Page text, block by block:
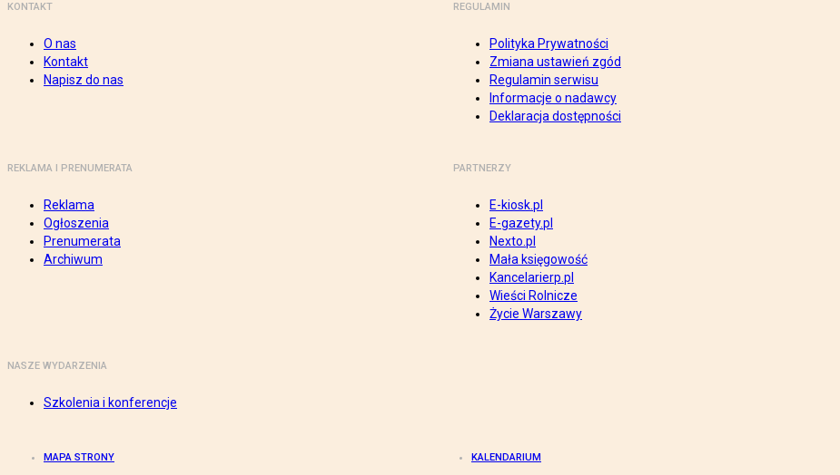
KONTAKT
O nas
Kontakt
Napisz do nas
REGULAMIN
Polityka Prywatności
Zmiana ustawień zgód
Regulamin serwisu
Informacje o nadawcy
Deklaracja dostępności
REKLAMA I PRENUMERATA
Reklama
Ogłoszenia
Prenumerata
Archiwum
PARTNERZY
E-kiosk.pl
E-gazety.pl
Nexto.pl
Mała księgowość
Kancelarierp.pl
Wieści Rolnicze
Życie Warszawy
NASZE WYDARZENIA
Szkolenia i konferencje
MAPA STRONY KALENDARIUM